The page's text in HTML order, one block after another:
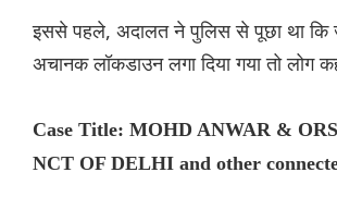
इससे पहले, अदालत ने पुलिस से पूछा था
अचानक लॉकडाउन लगा दिया गया तो लोग
Case Title: MOHD ANWAR &
NCT OF DELHI and other